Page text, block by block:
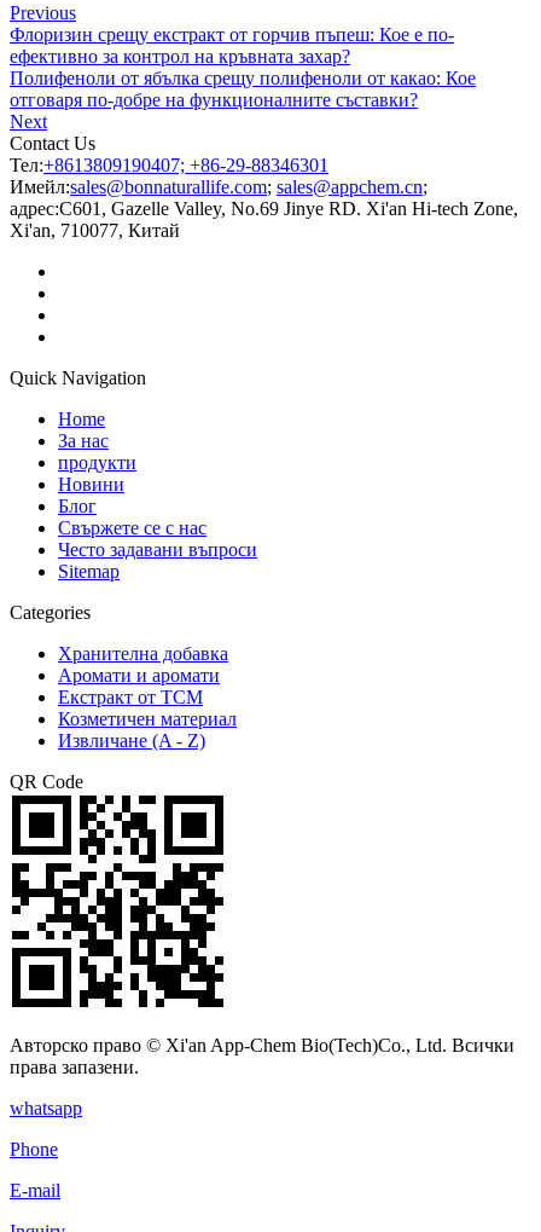
Previous
Флоризин срещу екстракт от горчив пъпеш: Кое е по-
ефективно за контрол на кръвната захар?
Полифеноли от ябълка срещу полифеноли от какао: Кое
отговаря по-добре на функционалните съставки?
Next
Contact Us
Тел:+8613809190407; +86-29-88346301
Имейл:sales@bonnaturallife.com; sales@appchem.cn;
адрес:C601, Gazelle Valley, No.69 Jinye RD. Xi'an Hi-tech Zone,
Xi'an, 710077, Китай
Quick Navigation
Home
За нас
продукти
Новини
Блог
Свържете се с нас
Често задавани въпроси
Sitemap
Categories
Хранителна добавка
Аромати и аромати
Екстракт от TCM
Козметичен материал
Извличане (A - Z)
QR Code
Авторско право © Xi'an App-Chem Bio(Tech)Co., Ltd. Всички
права запазени.
whatsapp
Phone
E-mail